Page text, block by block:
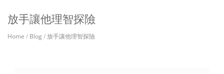
放手讓他理智探險
Home / Blog / 放手讓他理智探險